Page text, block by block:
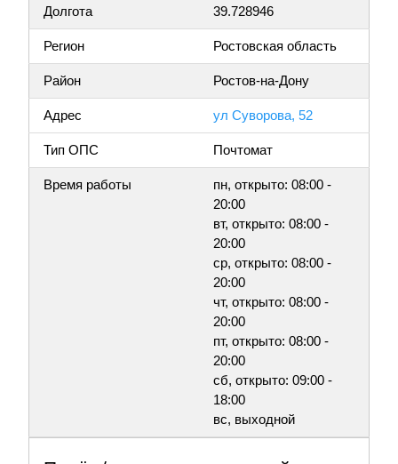
Долгота 39.728946
Регион Ростовская область
Район Ростов-на-Дону
Адрес ул Суворова, 52
Тип ОПС Почтомат
Время работы
пн, открыто: 08:00 -
20:00
вт, открыто: 08:00 -
20:00
ср, открыто: 08:00 -
20:00
чт, открыто: 08:00 -
20:00
пт, открыто: 08:00 -
20:00
сб, открыто: 09:00 -
18:00
вс, выходной